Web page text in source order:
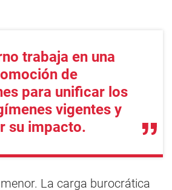
trabaja en una
de
para unificar los
vigentes y
su impacto.
La carga burocrática